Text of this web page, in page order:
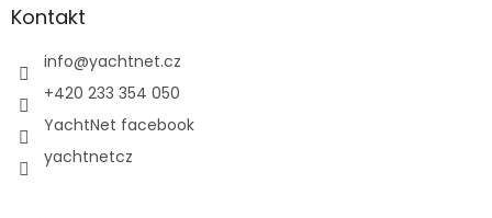
aKontakt
info@yachtnet.cz
+420 233 354 050
YachtNet facebook
yachtnetcz